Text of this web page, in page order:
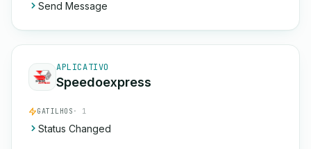
Send Message
APLICATIVO
Speedoexpress
GATILHOS · 1
Status Changed